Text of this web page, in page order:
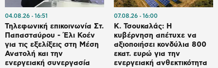
04.08.26 16:51
Τηλεφωνική επικοινωνία Στ.
Παπασταύρου - Έλι Κοέν
για τις εξελίξεις στη Μέση
Ανατολή και την
ενεργειακή συνεργασία
07.08.26 16:00
Κ. Τσουκαλάς: Η
κυβέρνηση απέτυχε να
αξιοποιήσει κονδύλια 800
εκατ. ευρώ για την
ενεργειακή ανθεκτικότητα